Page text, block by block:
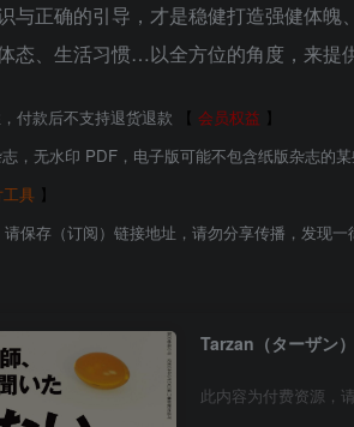
与正确的引导，才是稳健打造强健体魄
态、生活习惯…以全方位的角度，来提
付款后不支持退货退款 【 会员权益 】
，无水印 PDF，电子版可能不包含纸版杂志的
具 】
保存（订阅）链接地址，请勿分享传播，发现一
Tarzan（ターザン
此内容为付费资源，